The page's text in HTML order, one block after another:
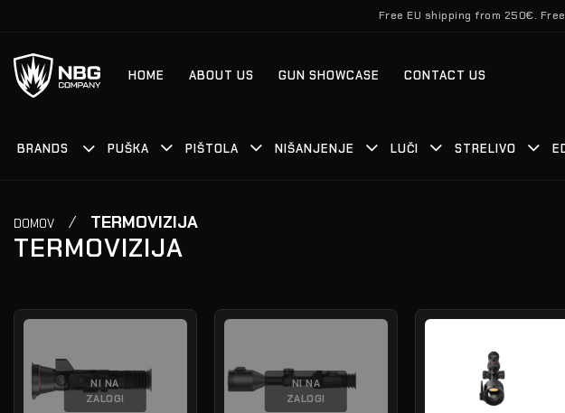
vsebino
Free EU shipping from 250€.
HOME ABOUT US GUN SHOWCASE CONTACT US
BRANDS PUŠKA PIŠTOLA NIŠANJENJE LUČI STRELIVO
DOMOV / TERMOVIZIJA
TERMOVIZIJA
NI NA
ZALOGI
NI NA
ZALOGI